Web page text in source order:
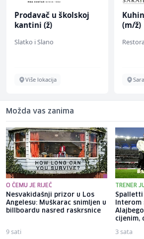
Prodavač u školskoj
kantini (ž)
Slatko i Slano
Više lokacija
(m/ž)
Možda vas zanima
O ČEMU JE RIJEČ
Nesvakidašnji prizor u Los
Angelesu: Muškarac snimljen u
billboardu nasred raskrsnice
9 sati
TRENER
Spalletti
cijenim,
3 sata